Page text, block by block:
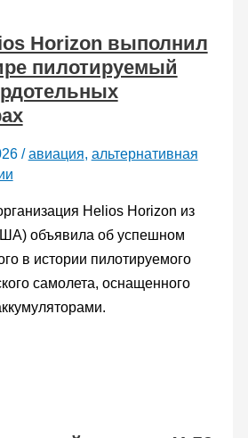
Horizon выполнил
пилотируемый
/авиация, альтернативная
Helios Horizon из
объявила об успешном
в истории пилотируемого
самолета, оснащенного